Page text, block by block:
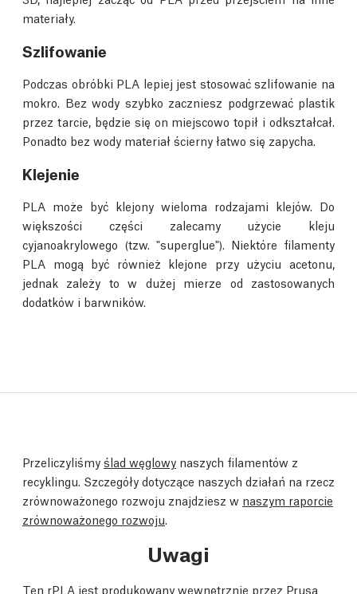
materiały.
Szlifowanie
Podczas obróbki PLA lepiej jest stosować szlifowanie na
mokro. Bez wody szybko zaczniesz podgrzewać plastik
przez tarcie, będzie się on miejscowo topił i odkształcał.
Ponadto bez wody materiał ścierny łatwo się zapycha.
Klejenie
PLA może być klejony wieloma rodzajami klejów. Do
większości części zalecamy użycie kleju
cyjanoakrylowego (tzw. "superglue"). Niektóre filamenty
PLA mogą być również klejone przy użyciu acetonu,
jednak zależy to w dużej mierze od zastosowanych
dodatków i barwników.
Przeliczyliśmy ślad węglowy naszych filamentów z
recyklingu. Szczegóły dotyczące naszych działań na rzecz
zrównoważonego rozwoju znajdziesz w naszym raporcie
zrównoważonego rozwoju.
Uwagi
Ten rPLA jest produkowany wewnętrznie przez Prusa